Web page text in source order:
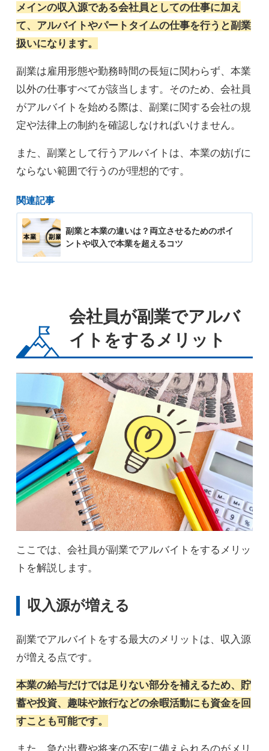
メインの収入源である会社員としての仕事に加え
て、アルバイトやパートタイムの仕事を行うと副業
扱いになります。
副業は雇用形態や勤務時間の長短に関わらず、本業
以外の仕事すべてが該当します。そのため、会社員
がアルバイトを始める際は、副業に関する会社の規
定や法律上の制約を確認しなければいけません。
また、副業として行うアルバイトは、本業の妨げに
ならない範囲で行うのが理想的です。
関連記事
副業と本業の違いは？両立させるためのポイ
ントや収入で本業を超えるコツ
会社員が副業でアルバ
イトをするメリット
ここでは、会社員が副業でアルバイトをするメリッ
トを解説します。
収入源が増える
副業でアルバイトをする最大のメリットは、収入源
が増える点です。
本業の給与だけでは足りない部分を補えるため、貯
蓄や投資、趣味や旅行などの余暇活動にも資金を回
すことも可能です。
また、急な出費や将来の不安に備えられるのがメリ